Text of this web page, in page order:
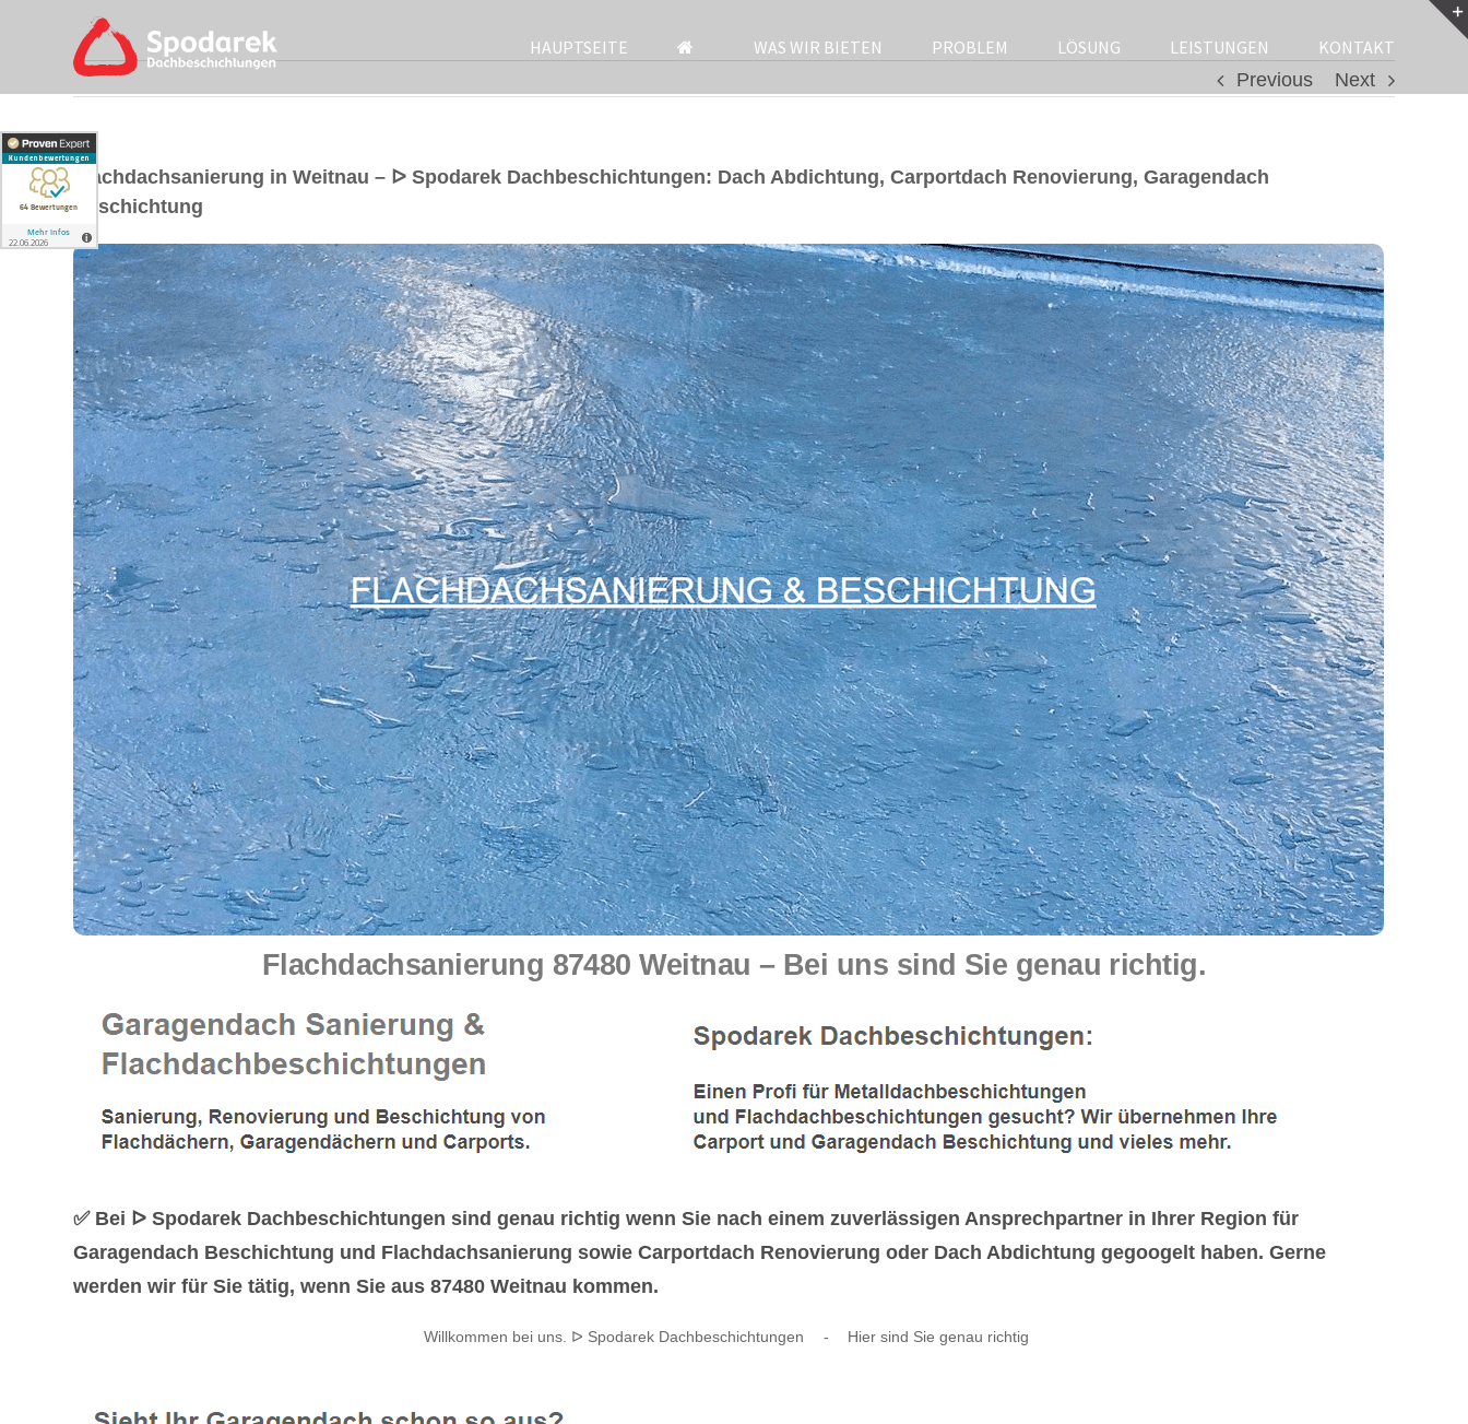
HAUPTSEITE WAS WIR BIETEN PROBLEM LÖSUNG LEISTUNGEN
KONTAKT
Previous
Next
Flachdachsanierung in Weitnau – ᐅ Spodarek Dachbeschichtungen: Dach Abdichtung, Carportdach Renovierung, Garagendach
Beschichtung
Flachdachsanierung 87480 Weitnau – Bei uns sind Sie genau richtig.
✅ Bei ᐅ Spodarek Dachbeschichtungen sind genau richtig wenn Sie nach einem zuverlässigen Ansprechpartner in Ihrer Region für
Garagendach Beschichtung und Flachdachsanierung sowie Carportdach Renovierung oder Dach Abdichtung gegoogelt haben. Gerne
werden wir für Sie tätig, wenn Sie aus 87480 Weitnau kommen.
Willkommen bei uns. ᐅ Spodarek Dachbeschichtungen - Hier sind Sie genau richtig